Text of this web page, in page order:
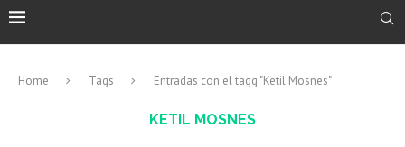
Home Tags Entradas con el tagg "Ketil Mosnes"
KETIL MOSNES